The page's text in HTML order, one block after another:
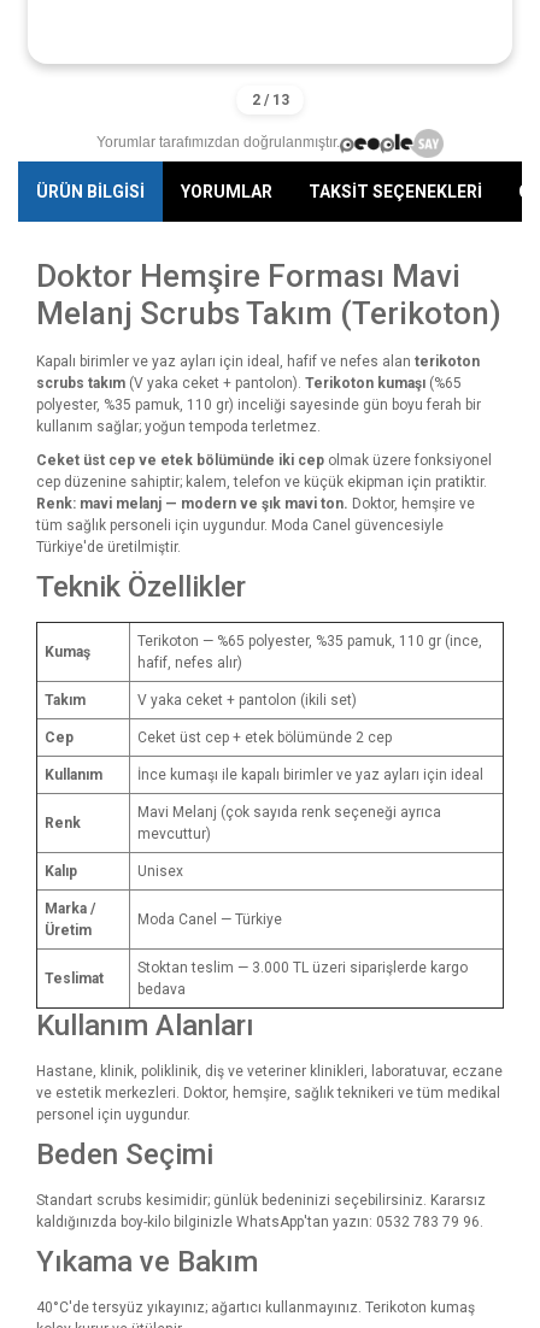
Yorumlar tarafımızdan doğrulanmıştır.
ÜRÜN BİLGİSİ YORUMLAR TAKSİT SEÇENEKLERİ
Doktor Hemşire Forması Mavi
Melanj Scrubs Takım (Terikoton)
Kapalı birimler ve yaz ayları için ideal, hafif ve nefes alan terikoton
scrubs takım (V yaka ceket + pantolon). Terikoton kumaşı (%65
polyester, %35 pamuk, 110 gr) inceliği sayesinde gün boyu ferah bir
kullanım sağlar; yoğun tempoda terletmez.
Ceket üst cep ve etek bölümünde iki cep olmak üzere fonksiyonel
cep düzenine sahiptir; kalem, telefon ve küçük ekipman için pratiktir.
Renk: mavi melanj — modern ve şık mavi ton. Doktor, hemşire ve
tüm sağlık personeli için uygundur. Moda Canel güvencesiyle
Türkiye'de üretilmiştir.
Teknik Özellikler
Kumaş
Terikoton — %65 polyester, %35 pamuk, 110 gr (ince,
hafif, nefes alır)
Takım V yaka ceket + pantolon (ikili set)
Cep Ceket üst cep + etek bölümünde 2 cep
Kullanım İnce kumaşı ile kapalı birimler ve yaz ayları için ideal
Renk
Mavi Melanj (çok sayıda renk seçeneği ayrıca
mevcuttur)
Kalıp Unisex
Marka /
Üretim
Moda Canel — Türkiye
Teslimat
Stoktan teslim — 3.000 TL üzeri siparişlerde kargo
bedava
Kullanım Alanları
Hastane, klinik, poliklinik, diş ve veteriner klinikleri, laboratuvar, eczane
ve estetik merkezleri. Doktor, hemşire, sağlık teknikeri ve tüm medikal
personel için uygundur.
Beden Seçimi
Standart scrubs kesimidir; günlük bedeninizi seçebilirsiniz. Kararsız
kaldığınızda boy-kilo bilginizle WhatsApp'tan yazın: 0532 783 79 96.
Yıkama ve Bakım
40°C'de tersyüz yıkayınız; ağartıcı kullanmayınız. Terikoton kumaş